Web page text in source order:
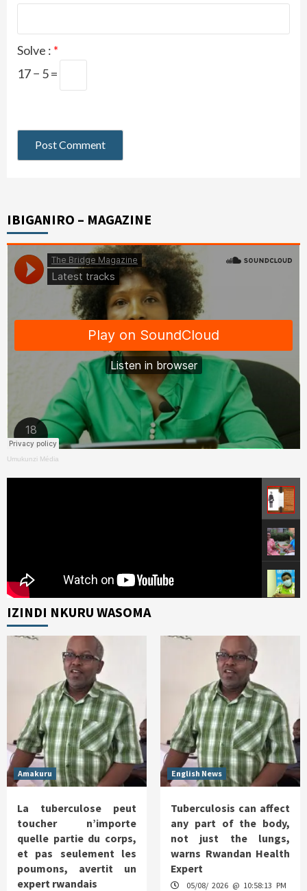
Solve : *
17 − 5 =
IBIGANIRO – MAGAZINE
Umukunzi Média
IZINDI NKURU WASOMA
Amakuru
La tuberculose peut
toucher n’importe
quelle partie du corps,
et pas seulement les
poumons, avertit un
expert rwandais
English News
Tuberculosis can affect
any part of the body,
not just the lungs,
warns Rwandan Health
Expert
05/08/ 2026 @ 10:58:13 PM